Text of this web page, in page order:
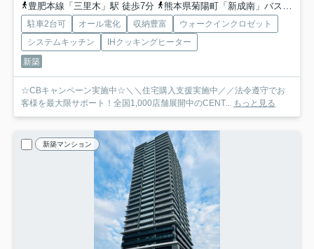
豊肥本線「三里木」駅 徒歩7分
熊本県菊陽町「新成南」バス停下車 徒歩5分
駐車2台可 オール電化 収納豊富
ウォークインクロゼット
システムキッチン
IHクッキングヒーター
新築
☆CBキャンペーン実施中☆＼＼住宅購入支援実施中／／法令遵守でお
客様を最大限サポート！全国1,000店舗展開中のCENT... もっと見る
新築マンション